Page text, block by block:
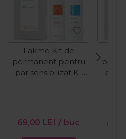
Lakme Kit de
permanent pentru
par sensibilizat K-
69,00 LEI / buc
par